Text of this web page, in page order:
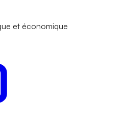
et économique